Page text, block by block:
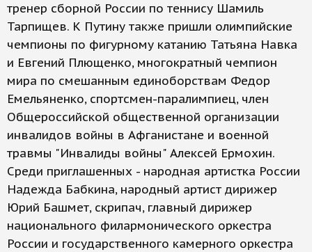
тренер сборной России по теннису Шамиль
Тарпищев. К Путину также пришли олимпийские
чемпионы по фигурному катанию Татьяна Навка
и Евгений Плющенко, многократный чемпион
мира по смешанным единоборствам Федор
Емельяненко, спортсмен-паралимпиец, член
Общероссийской общественной организации
инвалидов войны в Афганистане и военной
травмы "Инвалиды войны" Алексей Ермохин.
Среди приглашенных - народная артистка России
Надежда Бабкина, народный артист дирижер
Юрий Башмет, скрипач, главный дирижер
национального филармонического оркестра
России и государственного камерного оркестра